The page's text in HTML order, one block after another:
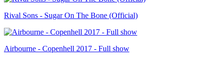
Rival Sons - Sugar On The Bone (Official)
Airbourne - Copenhell 2017 - Full show